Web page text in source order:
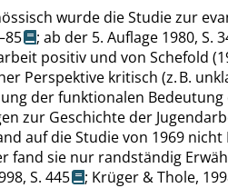
wurde die Studie zur
; ab der 5. Auflage 1980, S.
positiv und von Schefold
Perspektive kritisch (z. B.
der funktionalen
zur Geschichte der
auf die Studie von 1969
fand sie nur randständig
S. 445 ; Krüger & Thole,